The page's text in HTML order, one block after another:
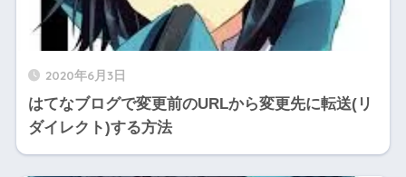
2020年6月3日
はてなブログで変更前のURLから変更先に転送(リ
ダイレクト)する方法